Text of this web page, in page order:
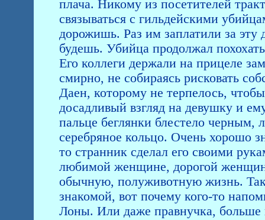
плача. Никому из посетителей
связываться с гильдейскими
дорожишь. Раз им заплатили за эту
будешь. Убийца продолжал
Его коллеги держали на прицеле
смирно, не собираясь рисковать
Даен, которому не терпелось,
досадливый взгляд на девушку и
пальце беглянки блестело
серебряное кольцо. Очень хорошо
то странник сделал его своими
любимой женщине, дорогой
обычную, полуживотную жизнь. Так
знакомой, вот почему кого-то
Лоны. Или даже правнучка, больше